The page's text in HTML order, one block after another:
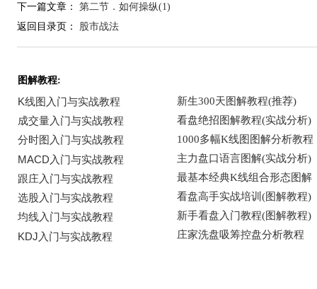
下一篇文章： 第二节．如何操纵(1)
返回目录页： 股市战法
图解教程: